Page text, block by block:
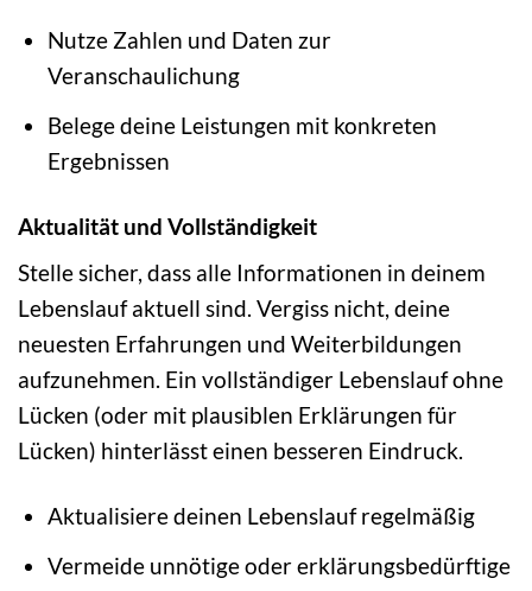
Nutze Zahlen und Daten zur
Veranschaulichung
Belege deine Leistungen mit konkreten
Ergebnissen
Aktualität und Vollständigkeit
Stelle sicher, dass alle Informationen in deinem
Lebenslauf aktuell sind. Vergiss nicht, deine
neuesten Erfahrungen und Weiterbildungen
aufzunehmen. Ein vollständiger Lebenslauf ohne
Lücken (oder mit plausiblen Erklärungen für
Lücken) hinterlässt einen besseren Eindruck.
Aktualisiere deinen Lebenslauf regelmäßig
Vermeide unnötige oder erklärungsbedürftige